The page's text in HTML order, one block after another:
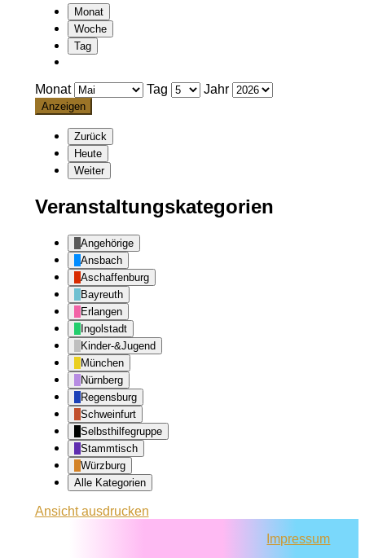
Monat
Woche
Tag
Monat Tag Jahr
Zurück
Heute
Weiter
Veranstaltungskategorien
Angehörige
Ansbach
Aschaffenburg
Bayreuth
Erlangen
Ingolstadt
Kinder-&Jugend
München
Nürnberg
Regensburg
Schweinfurt
Selbsthilfegruppe
Stammtisch
Würzburg
Alle Kategorien
Ansichtausdrucken
Impressum